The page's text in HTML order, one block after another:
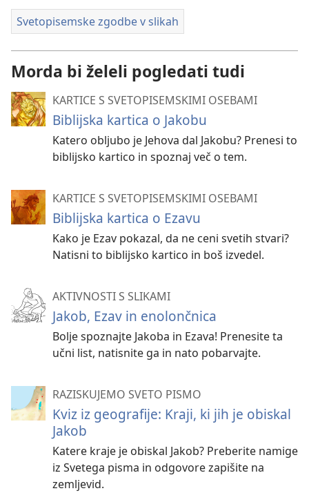
Svetopisemske zgodbe v slikah
Morda bi želeli pogledati tudi
KARTICE S SVETOPISEMSKIMI OSEBAMI
Biblijska kartica o Jakobu
Katero obljubo je Jehova dal Jakobu? Prenesi to
biblijsko kartico in spoznaj več o tem.
KARTICE S SVETOPISEMSKIMI OSEBAMI
Biblijska kartica o Ezavu
Kako je Ezav pokazal, da ne ceni svetih stvari?
Natisni to biblijsko kartico in boš izvedel.
AKTIVNOSTI S SLIKAMI
Jakob, Ezav in enolončnica
Bolje spoznajte Jakoba in Ezava! Prenesite ta
učni list, natisnite ga in nato pobarvajte.
RAZISKUJEMO SVETO PISMO
Kviz iz geografije: Kraji, ki jih je obiskal
Jakob
Katere kraje je obiskal Jakob? Preberite namige
iz Svetega pisma in odgovore zapišite na
zemljevid.